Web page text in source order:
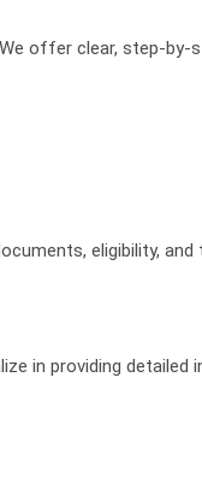
We offer clear, step-
eligibility,
in providing detailed